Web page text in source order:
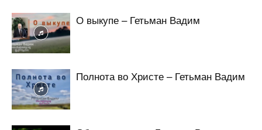
О выкупе – Гетьман Вадим
Полнота во Христе – Гетьман Вадим